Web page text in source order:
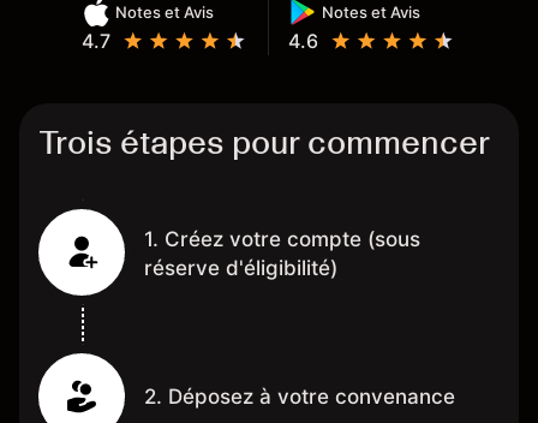
Notes et Avis
4.7
Notes et Avis
4.6
Trois étapes pour commencer
1. Créez votre compte (sous
réserve d'éligibilité)
2. Déposez à votre convenance